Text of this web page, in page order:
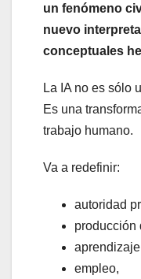
un fenómeno
nuevo
conceptuales
La IA no es sólo
Es una
trabajo humano.
Va a redefinir:
autoridad
producción
empleo,